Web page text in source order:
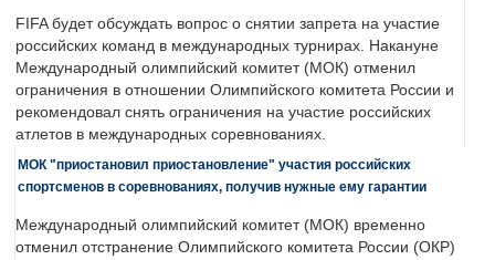
FIFA будет обсуждать вопрос о снятии запрета на участие
российских команд в международных турнирах. Накануне
Международный олимпийский комитет (МОК) отменил
ограничения в отношении Олимпийского комитета России и
рекомендовал снять ограничения на участие российских
атлетов в международных соревнованиях.
МОК "приостановил приостановление" участия российских
спортсменов в соревнованиях, получив нужные ему гарантии
Международный олимпийский комитет (МОК) временно
отменил отстранение Олимпийского комитета России (ОКР)